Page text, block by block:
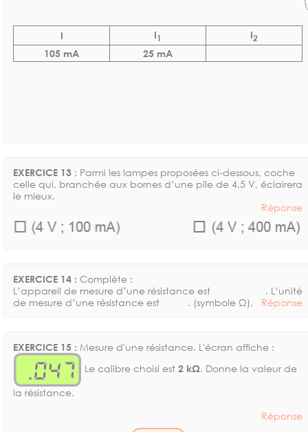
I I1 I2
105 mA 25 mA
EXERCICE 13 : Parmi les lampes proposées ci-dessous, coche
celle qui, branchée aux bornes d’une pile de 4,5 V, éclairera
le mieux.
Réponse
EXERCICE 14 : Complète :
L’appareil de mesure d’une résistance est
. L’unité
de mesure d’une résistance est
. (symbole Ω). Réponse
EXERCICE 15 : Mesure d'une résistance. L'écran affiche :
Le calibre choisi est 2 kΩ. Donne la valeur de
la résistance.
Réponse